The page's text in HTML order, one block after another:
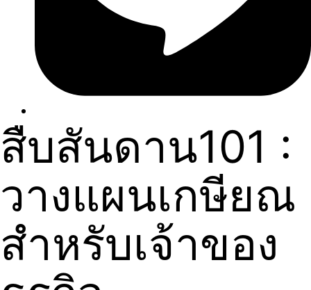
สืบสันดาน101 :
วางแผนเกษียณ
สำหรับเจ้าของ